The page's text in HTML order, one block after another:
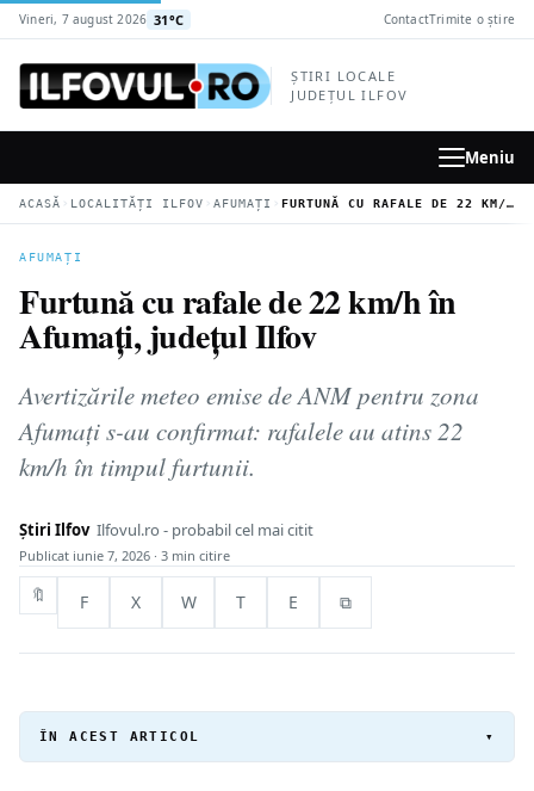
conținutul
Vineri, 7 august 2026 31°C ContactTrimite o știre
ȘTIRI LOCALE
JUDEȚUL ILFOV
Meniu
ACASĂ › LOCALITĂȚI ILFOV › AFUMAȚI › FURTUNĂ CU RAFALE DE 22 KM/H ÎN AFUMAȚI, JUDEȚUL ILFOV
AFUMAȚI
Furtună cu rafale de 22 km/h în
Afumați, județul Ilfov
Avertizările meteo emise de ANM pentru zona
Afumați s-au confirmat: rafalele au atins 22
km/h în timpul furtunii.
Știri Ilfov Ilfovul.ro - probabil cel mai citit
Publicat iunie 7, 2026 · 3 min citire
🔖 F X W T E ⧉
ÎN ACEST ARTICOL ▾